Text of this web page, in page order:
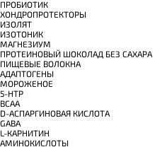
ПРОБИОТИК
ХОНДРОПРОТЕКТОРЫ
ИЗОЛЯТ
ИЗОТОНИК
МАГНЕЗИУМ
ПРОТЕИНОВЫЙ ШОКОЛАД БЕЗ САХАРА
ПИЩЕВЫЕ ВОЛОКНА
АДАПТОГЕНЫ
МОРОЖЕНОЕ
5-HTP
BCAA
D-АСПАРГИНОВАЯ КИСЛОТА
GABA
L-КАРНИТИН
АМИНОКИСЛОТЫ